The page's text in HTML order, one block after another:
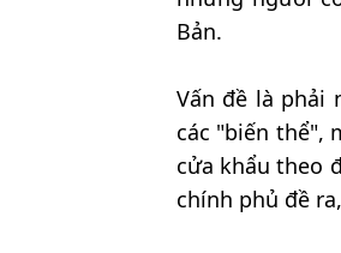
Bản.
Vấn đề là phải
các "biến thể",
cửa khẩu theo
chính phủ đề